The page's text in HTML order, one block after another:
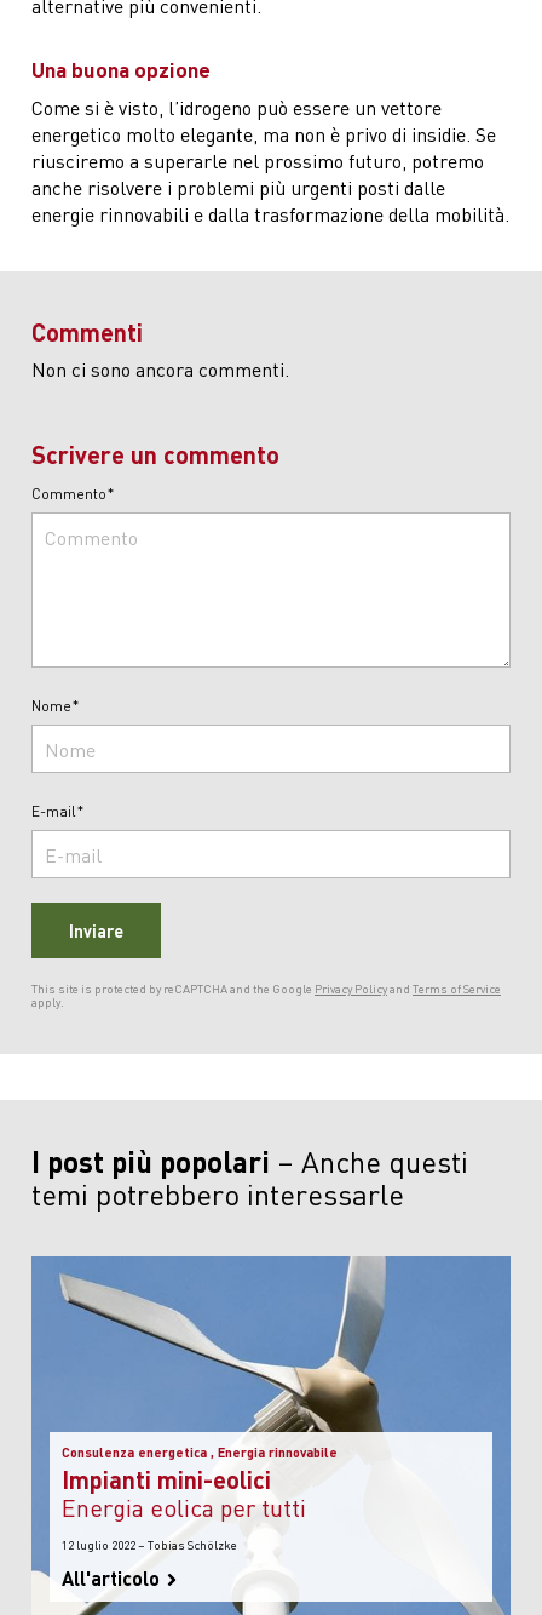
Una buona opzione
Come si è visto, l’idrogeno può essere un vettore
energetico molto elegante, ma non è privo di insidie. Se
riusciremo a superarle nel prossimo futuro, potremo
anche risolvere i problemi più urgenti posti dalle
energie rinnovabili e dalla trasformazione della mobilità.
Commenti
Non ci sono ancora commenti.
Scrivere un commento
Commento*
Nome*
E-mail*
Inviare
This site is protected by reCAPTCHA and the Google Privacy Policyand Terms of Service
apply.
I post più popolari Anche questi
temi potrebbero interessarle
Consulenza energetica , Energia rinnovabile
Impianti mini-eolici
energia eolica per tutti
12 luglio 2022 – Tobias Schölzke
All'articolo